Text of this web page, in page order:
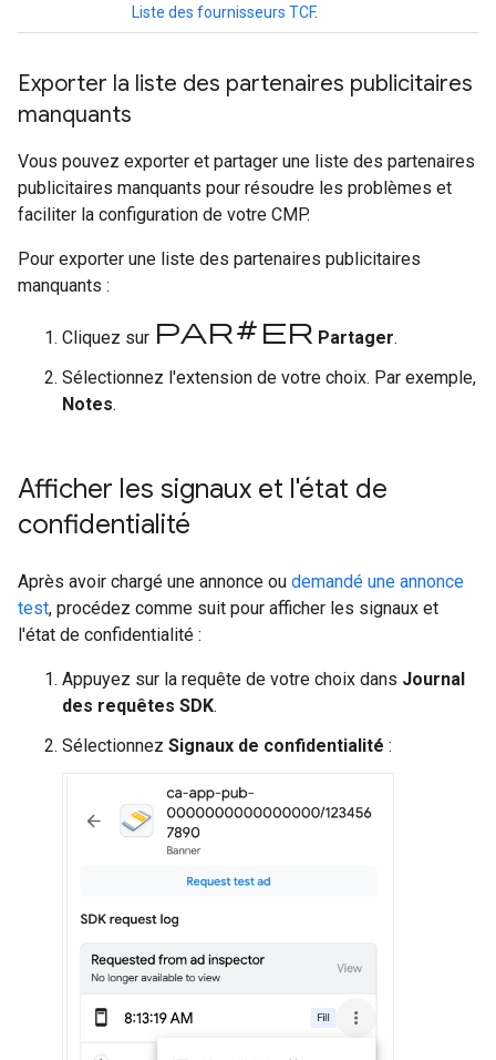
Liste des fournisseurs TCF.
Exporter la liste des partenaires publicitaires
manquants
Vous pouvez exporter et partager une liste des partenaires
publicitaires manquants pour résoudre les problèmes et
faciliter la configuration de votre CMP.
Pour exporter une liste des partenaires publicitaires
manquants :
Cliquez sur Partager Partager.
Sélectionnez l'extension de votre choix. Par exemple,
Notes.
Afficher les signaux et l'état de
confidentialité
Après avoir chargé une annonce ou demandé une annonce
test, procédez comme suit pour afficher les signaux et
l'état de confidentialité :
Appuyez sur la requête de votre choix dans Journal
des requêtes SDK.
Sélectionnez Signaux de confidentialité :